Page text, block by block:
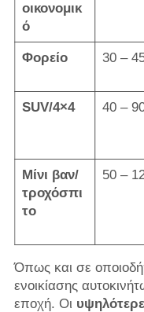
οικονομικ
ό
Φορείο 30 –
SUV/4×4 40 –
Μίνι βαν/
τροχόσπι
το
50 –
Όπως και σε
ενοικίασης
εποχή. Οι